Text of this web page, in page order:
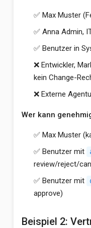
✅ Max Muster
✅ Anna Admin,
✅ Benutzer in
❌ Entwickler,
kein Change-
❌ Externe
Wer kann
✅ Max Muster
✅ Benutzer mit
review/reject/
✅ Benutzer mit
approve)
Beispiel 2: